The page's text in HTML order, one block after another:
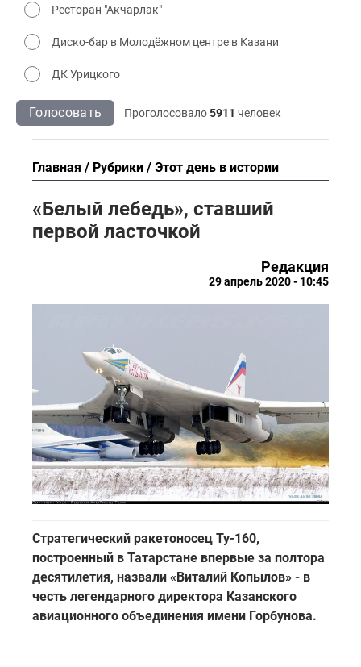
Ресторан "Акчарлак"
Диско-бар в Молодёжном центре в Казани
ДК Урицкого
Голосовать Проголосовало5911 человек
Главная Рубрики Этот день в истории
«Белый лебедь», ставший
первой ласточкой
Редакция
29 апрель 2020 - 10:45
Стратегический ракетоносец Ту-160,
построенный в Татарстане впервые за полтора
десятилетия, назвали «Виталий Копылов» - в
честь легендарного директора Казанского
авиационного объединения имени Горбунова.